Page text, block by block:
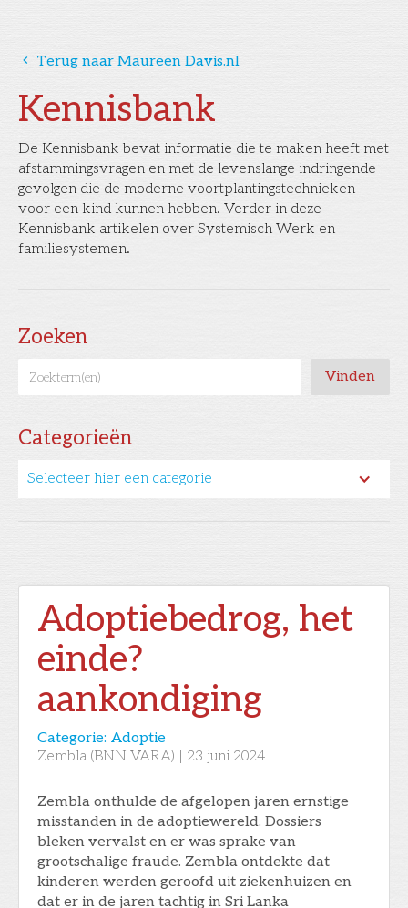
Kennisbank
De Kennisbank bevat informatie die te maken heeft met
afstammingsvragen en met de levenslange indringende
gevolgen die de moderne voortplantingstechnieken
voor een kind kunnen hebben. Verder in deze
Kennisbank artikelen over Systemisch Werk en
familiesystemen.
Zoeken
Categorieën
Selecteer hier een categorie
󰅁 Terug naar Maureen Davis.nl
Adoptiebedrog, het
einde?
aankondiging
Categorie: Adoptie
Zembla (BNN VARA)
23 juni 2024
Zembla onthulde de afgelopen jaren ernstige
misstanden in de adoptiewereld. Dossiers
bleken vervalst en er was sprake van
grootschalige fraude. Zembla ontdekte dat
kinderen werden geroofd uit ziekenhuizen en
dat er in de jaren tachtig in Sri Lanka